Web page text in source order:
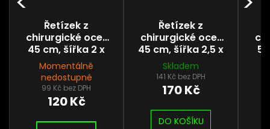
Řetízek z
chirurgické oceli
45 cm, šířka 2 x
1,5 mm
Momentálně
nedostupné
99 Kč bez DPH
120 Kč
Řetízek z
chirurgické oceli
45 cm, šířka 2,5 x
2 mm
Skladem
141 Kč bez DPH
170 Kč
DO KOŠÍKU